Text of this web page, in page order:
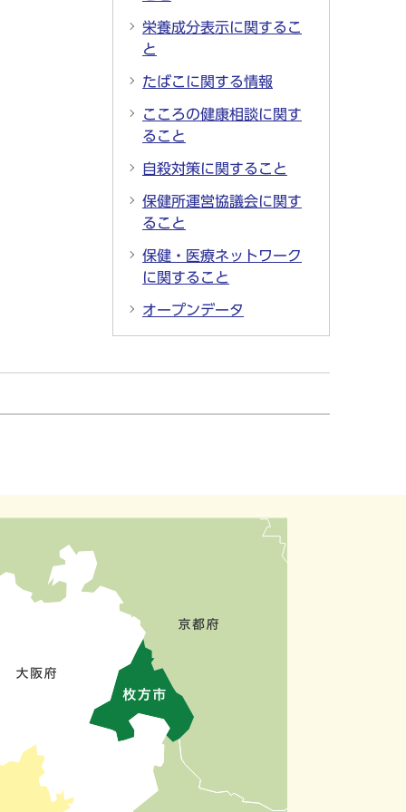
栄養成分表示に関するこ
と
たばこに関する情報
こころの健康相談に関す
ること
自殺対策に関すること
保健所運営協議会に関す
ること
保健・医療ネットワーク
に関すること
オープンデータ